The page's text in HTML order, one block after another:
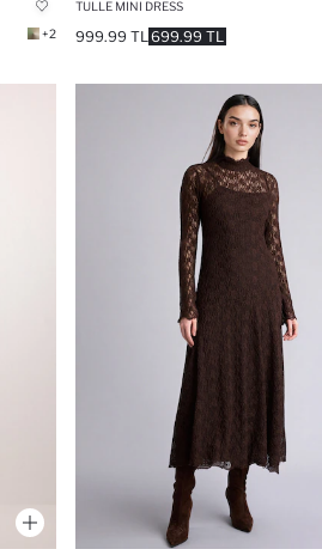
+2
TULLE MINI DRESS
699.99 TL
999.99 TL